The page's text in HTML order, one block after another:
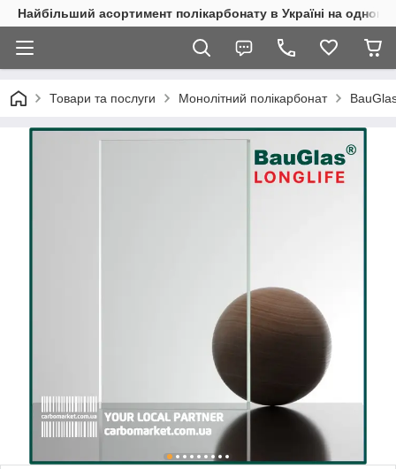
Найбільший асортимент полікарбонату в Україні на одному
Товари та послуги Монолітний полікарбонат